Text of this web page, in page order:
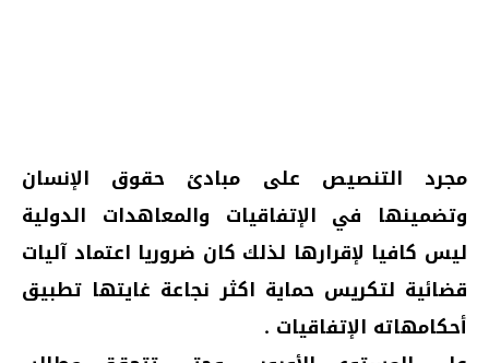
مجرد التنصيص على مبادئ حقوق الإنسان
وتضمينها في الإتفاقيات والمعاهدات الدولية
ليس كافيا لإقرارها لذلك كان ضروريا اعتماد آليات
قضائية لتكريس حماية اكثر نجاعة غايتها تطبيق
أحكامهاته الإتفاقيات .